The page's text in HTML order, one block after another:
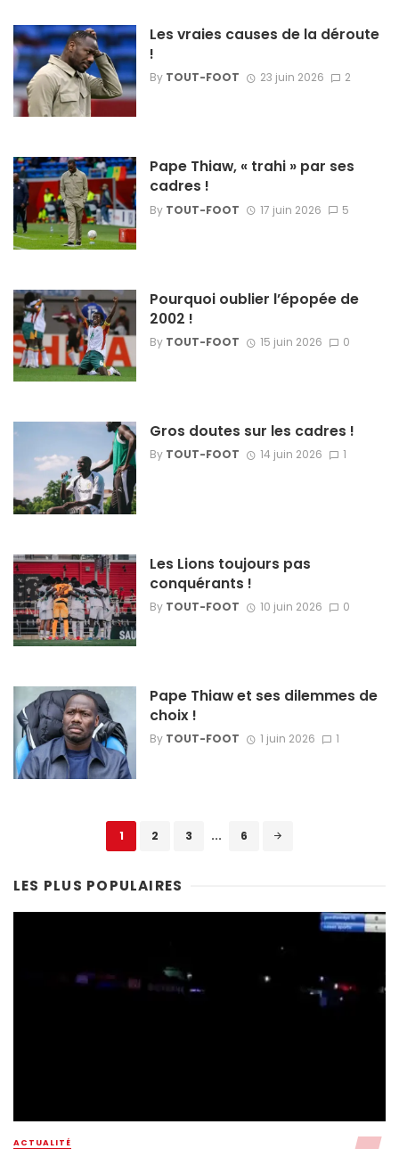
Les vraies causes de la déroute
!
By TOUT-FOOT 23 juin 2026 2
Pape Thiaw, « trahi » par ses
cadres !
By TOUT-FOOT 17 juin 2026 5
Pourquoi oublier l’épopée de
2002 !
By TOUT-FOOT 15 juin 2026 0
Gros doutes sur les cadres !
By TOUT-FOOT 14 juin 2026 1
Les Lions toujours pas
conquérants !
By TOUT-FOOT 10 juin 2026 0
Pape Thiaw et ses dilemmes de
choix !
By TOUT-FOOT 1 juin 2026 1
1 2 3 ... 6
LES PLUS POPULAIRES
ACTUALITÉ